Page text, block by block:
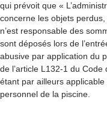
qui prévoit que «
concerne les objets
n’est responsable des
sont déposés lors de
abusive par application du
de l’article L132-1 du
étant par ailleurs applicable
personnel de la piscine.